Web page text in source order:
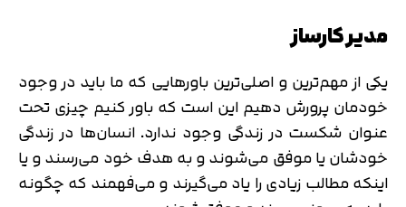
مدیر کارساز
یکی از مهم‌ترین و اصلی‌ترین باورهایی که ما باید در وجود
خودمان پرورش دهیم این است که باور کنیم چیزی تحت
عنوان شکست در زندگی وجود ندارد. انسان‌ها در زندگی
خودشان یا موفق می‌شوند و به هدف خود می‌رسند و یا
اینکه مطالب زیادی را یاد می‌گیرند و می‌فهمند که چگونه